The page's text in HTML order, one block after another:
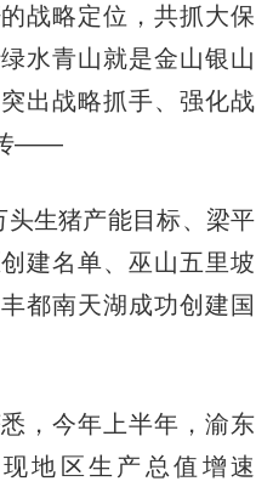
战略定位，共抓大保
水青山就是金山银山
出战略抓手、强化战
传——
生猪产能目标、梁平
建名单、巫山五里坡
都南天湖成功创建国
今年上半年，渝东
地区生产总值增速